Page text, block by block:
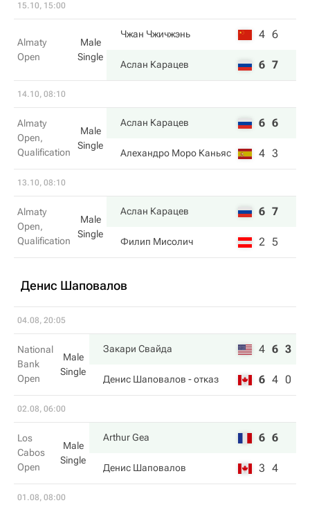
15.10, 15:00
Almaty
Open
Male
Single
Чжан Чжичжэнь 4 6
Аслан Карацев 6 7
14.10, 08:10
Almaty
Open,
Qualification
Male
Single
Аслан Карацев 6 6
Алехандро Моро Каньяс 4 3
13.10, 08:10
Almaty
Open,
Qualification
Male
Single
Аслан Карацев 6 7
Филип Мисолич 2 5
Денис Шаповалов
04.08, 20:05
National
Bank
Open
Male
Single
Закари Свайда 4 6 3
Денис Шаповалов - отказ 6 4 0
02.08, 06:00
Los
Cabos
Open
Male
Single
Arthur Gea 6 6
Денис Шаповалов 3 4
01.08, 08:00